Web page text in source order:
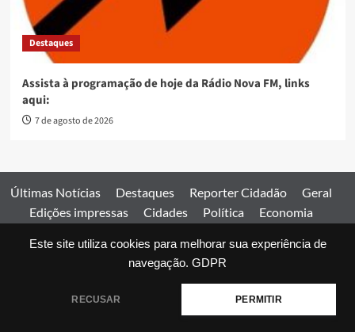
Este site utiliza cookies para melhorar sua experiência de
navegação. GDPR
RECUSAR PERMITIR
Destaques
Assista à programação de hoje da Rádio Nova FM, links
aqui:
7 de agosto de 2026
Últimas Notícias Destaques Reporter Cidadão
Geral
Edições impressas
Cidades Política
Economia
Comercial
Edições impressas Expediente Home
© 2026 Jornal Estado de Goiás. Todos os direitos reservados.
by AF themes.